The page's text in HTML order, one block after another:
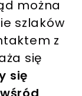
można
szlaków
z
się
się